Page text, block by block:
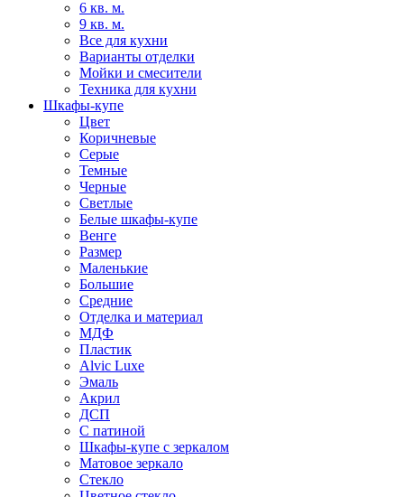
6 кв. м.
9 кв. м.
Все для кухни
Варианты отделки
Мойки и смесители
Техника для кухни
Шкафы-купе
Цвет
Коричневые
Серые
Темные
Черные
Светлые
Белые шкафы-купе
Венге
Размер
Маленькие
Большие
Средние
Отделка и материал
МДФ
Пластик
Alvic Luxe
Эмаль
Акрил
ДСП
С патиной
Шкафы-купе с зеркалом
Матовое зеркало
Стекло